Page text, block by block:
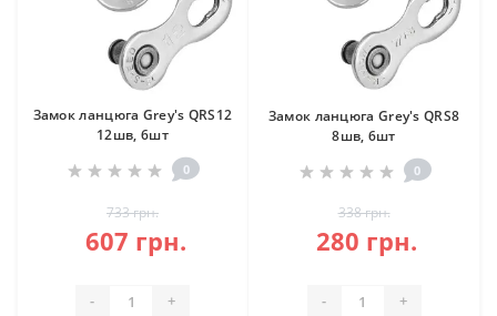
Замок ланцюга Grey's QRS12
12шв, 6шт
0
733 грн.
607 грн.
- +
Замок ланцюга Grey's QRS8
8шв, 6шт
0
338 грн.
280 грн.
- +